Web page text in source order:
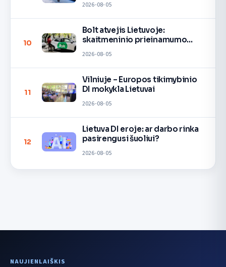
2026-08-05
10
Bolt atvejis Lietuvoje:
skaitmeninio prieinamumo
2026-08-05
11
Vilniuje – Europos tikimybinio
DI mokykla Lietuvai
2026-08-05
12
Lietuva DI eroje: ar darbo rinka
pasirengusi šuoliui?
2026-08-05
NAUJIENLAIŠKIS